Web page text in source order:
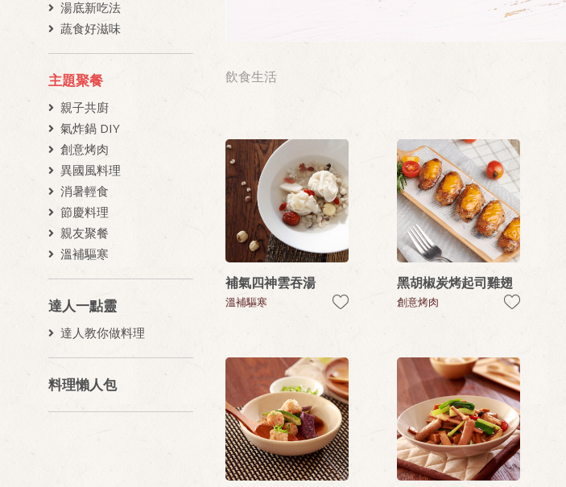
湯底新吃法
蔬食好滋味
主題聚餐
親子共廚
氣炸鍋 DIY
創意烤肉
異國風料理
消暑輕食
節慶料理
親友聚餐
溫補驅寒
達人一點靈
達人教你做料理
料理懶人包
飲食生活
補氣四神雲吞湯
溫補驅寒
黑胡椒炭烤起司雞翅
創意烤肉